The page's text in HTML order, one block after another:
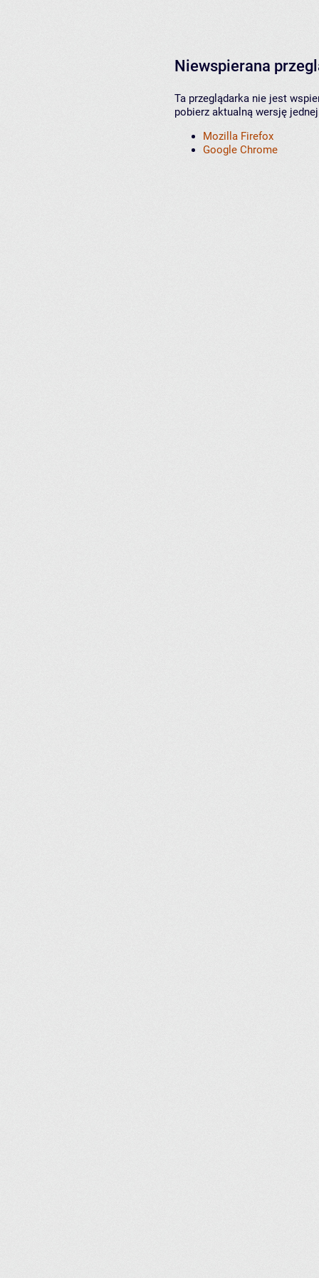
Niewspierana
Ta przeglądarka nie jest
pobierz aktualną wersję
Mozilla Firefox
Google Chrome